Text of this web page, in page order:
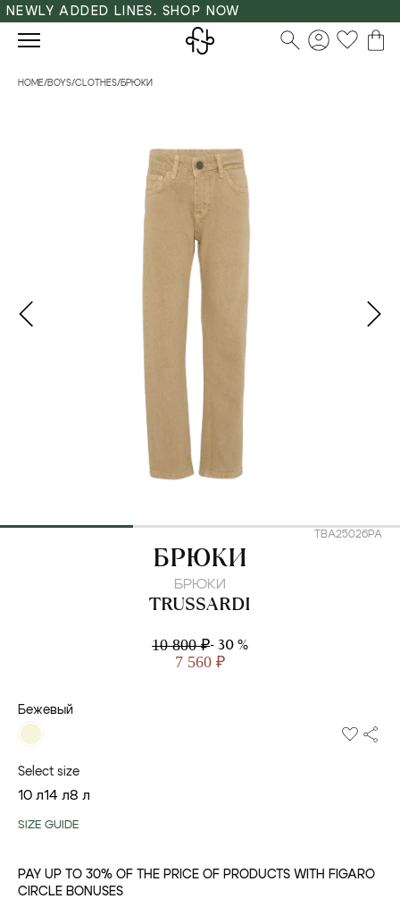
ADDED LINES. SHOP NOW
HOME/BOYS/CLOTHES/БРЮКИ
TBA25026PA
TRUSSARDI
БРЮКИ
БРЮКИ
TRUSSARDI
10 800 ₽- 30 %
7 560 ₽
Бежевый
Select size
10 л14 л8 л
SIZE GUIDE
PAY UP TO 30% OF THE PRICE OF PRODUCTS WITH FIGARO
CIRCLE BONUSES